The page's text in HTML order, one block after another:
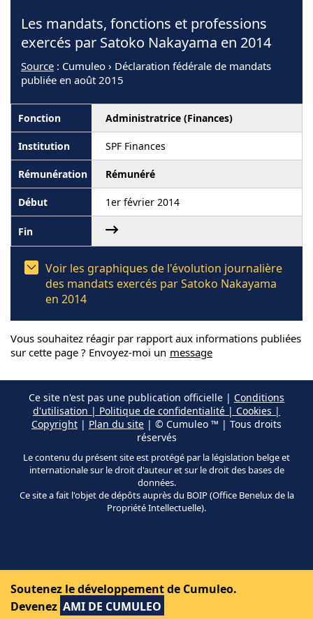
Les mandats, fonctions et professions
exercés par Satoko Nakayama en 2014
Source : Cumuleo › Déclaration fédérale de mandats
publiée en août 2015
Administratrice (Finances)
SPF Finances
Rémunéré
1er février 2014
Voir les graphiques de l'évolution journalière
des mandats exercés par Satoko Nakayama
en 2014
Vous souhaitez réagir par rapport aux informations publiées
sur cette page ? Envoyez-moi un message
Ce site n'est pas une publication officielle | Conditions
d'utilisation | Politique de confidentialité | Cookies |
Copyright | Plan du site | © Cumuleo ™ | Tous droits
réservés
Le contenu du présent site est protégé par la législation belge et
internationale sur le droit d'auteur et sur le droit des bases de
données.
Ce site a fait l'objet de dépôts auprès du BOIP (Office Benelux de la
Propriété Intellectuelle).
Soutenez le développement de Cumuleo.
Devenez AMI DE CUMULEO